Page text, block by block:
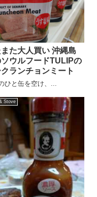
また大人買い 沖縄島
ソウルフードTULIPの
ランチョンミート
ひと缶を空け、...
Stove